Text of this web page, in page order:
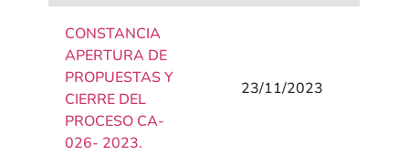
CONSTANCIA
APERTURA DE
PROPUESTAS Y
CIERRE DEL
PROCESO CA-
026- 2023.
23/11/2023